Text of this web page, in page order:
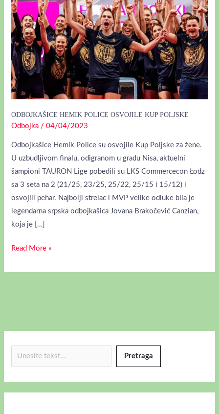
ODBOJKAŠICE HEMIK POLICE OSVOJILE KUP POLJSKE
Odbojka /04/04/2023
Odbojkašice Hemik Police su osvojile Kup Poljske za žene.
U uzbudljivom finalu, odigranom u gradu Nisa, aktuelni
šampioni TAURON Lige pobedili su LKS Commercecon Łodz
sa 3 seta na 2 (21/25, 23/25, 25/22, 25/15 i 15/12) i
osvojili pehar. Najbolji strelac i MVP velike odluke bila je
legendarna srpska odbojkašica Jovana Brakočević Canzian,
koja je […]
OSVOJILE
KUP
POLJSKE
Read More »
Pretraga